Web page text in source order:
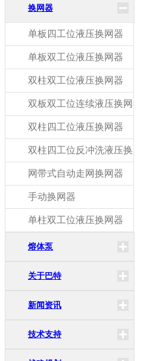
换网器
单板四工位液压换网器
单板双工位液压换网器
双柱双工位液压换网器
双板双工位连续液压换网器
双柱四工位液压换网器
双柱四工位反冲洗液压换网器
网带式自动走网换网器
手动换网器
单柱双工位液压换网器
熔体泵
关于巴特
新闻资讯
技术支持